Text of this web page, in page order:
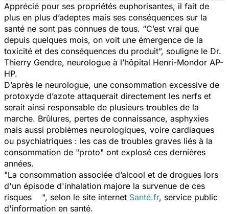
Apprécié pour ses propriétés euphorisantes, il fait de
plus en plus d’adeptes mais ses conséquences sur la
santé ne sont pas connues de tous. “C’est vrai que
depuis quelques mois, on voit une émergence de la
toxicité et des conséquences du produit”, souligne le Dr.
Thierry Gendre, neurologue à l’hôpital Henri-Mondor AP-
HP.
D’après le neurologue, une consommation excessive de
protoxyde d’azote attaquerait directement les nerfs et
serait ainsi responsable de plusieurs troubles de la
marche. Brûlures, pertes de connaissance, asphyxies
mais aussi problèmes neurologiques, voire cardiaques
ou psychiatriques : les cas de troubles graves liés à la
consommation de "proto" ont explosé ces dernières
années.
"La consommation associée d’alcool et de drogues lors
d'un épisode d'inhalation majore la survenue de ces
risques ", selon le site internet Santé.fr, service public
d'information en santé.